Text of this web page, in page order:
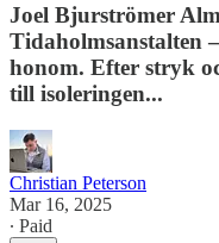
Joel Bjurströmer
Tidaholmsanstalten
honom. Efter stryk
till isoleringen...
Christian Peterson
Mar 16, 2025
∙ Paid